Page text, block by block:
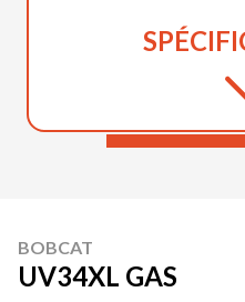
BOBCAT
UV34XL GAS